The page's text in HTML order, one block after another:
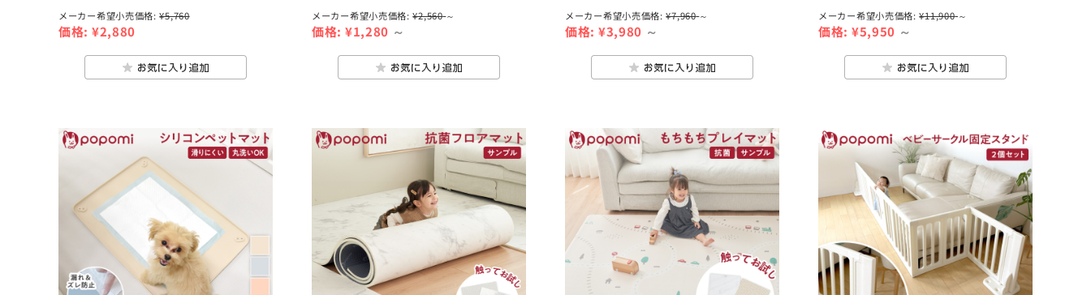
メーカー希望小売価格: ¥5,760
価格: ¥2,880
メーカー希望小売価格: ¥2,560 ～
価格: ¥1,280 ～
メーカー希望小売価格: ¥7,960 ～
価格: ¥3,980 ～
メーカー希望小売価格: ¥11,900 ～
価格: ¥5,950 ～